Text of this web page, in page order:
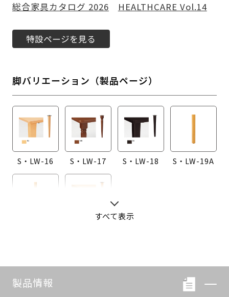
総合家具カタログ 2026 HEALTHCARE Vol.14
特設ページを見る
脚バリエーション（製品ページ）
S・LW-16 S・LW-17 S・LW-18 S・LW-19A
すべて表示
製品情報